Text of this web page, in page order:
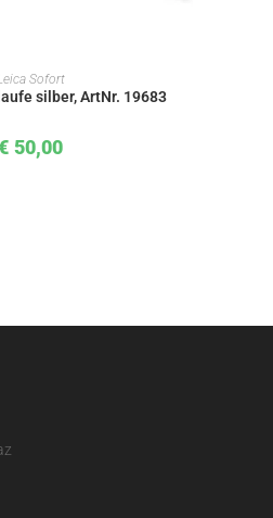
WARENKORB
Sofort
silber, ArtNr. 19683
50,00